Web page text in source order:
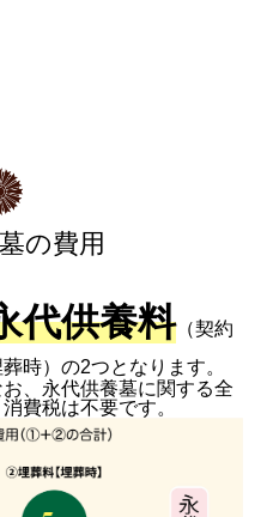
の費用
代供養料（契約
時）の2つとなります。
、永代供養墓に関する全
費税は不要です。